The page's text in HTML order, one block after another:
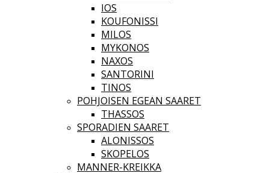
IOS
KOUFONISSI
MILOS
MYKONOS
NAXOS
SANTORINI
TINOS
POHJOISEN EGEAN SAARET
THASSOS
SPORADIEN SAARET
ALONISSOS
SKOPELOS
MANNER-KREIKKA